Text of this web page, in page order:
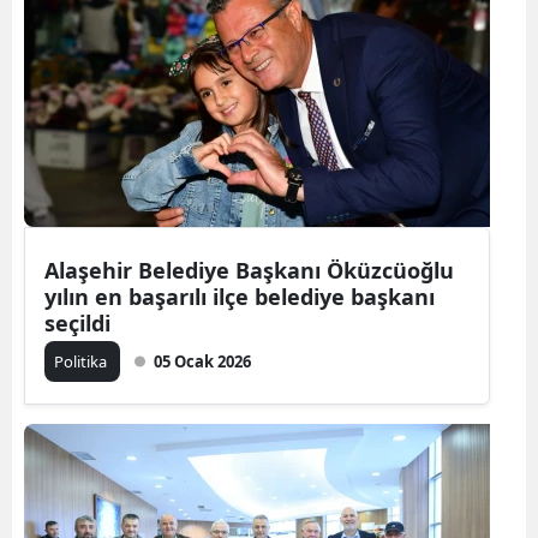
Alaşehir Belediye Başkanı Öküzcüoğlu
yılın en başarılı ilçe belediye başkanı
seçildi
Politika 05 Ocak 2026